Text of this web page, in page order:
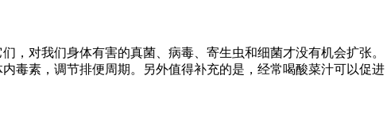
，对我们身体有害的真菌、病毒、寄生虫和细菌才没有机会扩张。
毒素，调节排便周期。另外值得补充的是，经常喝酸菜汁可以促进